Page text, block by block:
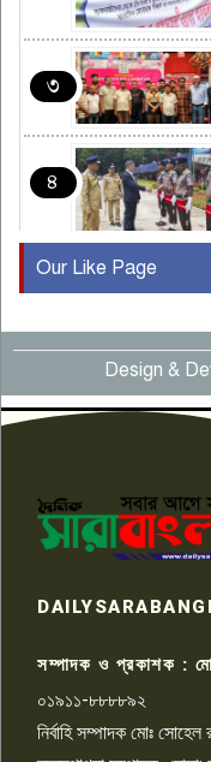
৩
৪
৫
৬
৭
৯
Our Like Page
Design &
সম্পাদক ও প্রকাশক :
০১৯১১-৮৮৮৮৯২
নির্বাহি সম্পাদক মোঃ সোহেল